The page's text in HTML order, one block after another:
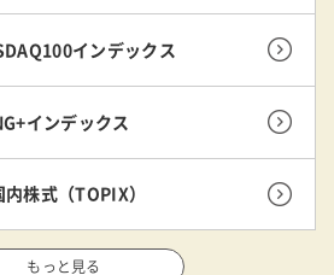
インデックス
インデックス
株式（TOPIX）
もっと見る